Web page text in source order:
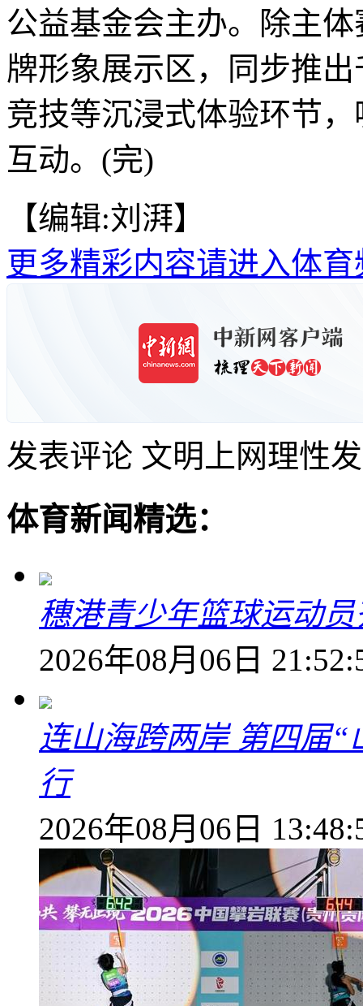
公益基金会主办。除主
牌形象展示区，同步推
竞技等沉浸式体验环节
互动。(完)
【编辑:刘湃】
更多精彩内容请进入体育
发表评论 文明上网理性
体育新闻精选：
穗港青少年篮球运动
2026年08月06日
连山海跨两岸 第四届
行
2026年08月06日